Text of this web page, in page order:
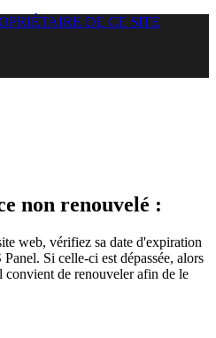
DE CE SITE
non renouvelé :
web, vérifiez sa date d'expiration
Si celle-ci est dépassée, alors
convient de renouveler afin de le